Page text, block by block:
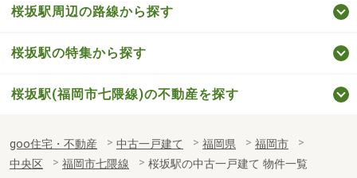
桜坂駅周辺の路線から探す
桜坂駅の特集から探す
桜坂駅(福岡市七隈線)の不動産を探す
goo住宅・不動産 中古一戸建て 福岡県
福岡市
中央区
福岡市七隈線 桜坂駅の中古一戸建て 物件一覧